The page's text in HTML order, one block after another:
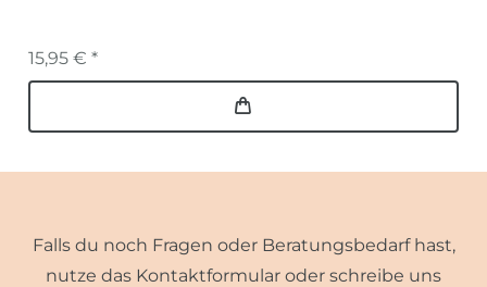
15,95 € *
Falls du noch Fragen oder Beratungsbedarf hast,
nutze das Kontaktformular oder schreibe uns